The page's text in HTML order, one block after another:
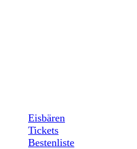
Eisbären
Tickets
Bestenliste